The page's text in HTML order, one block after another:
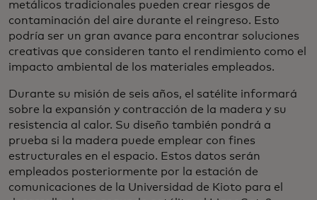
metálicos tradicionales pueden crear riesgos de
contaminación del aire durante el reingreso. Esto
podría ser un gran avance para encontrar soluciones
creativas que consideren tanto el rendimiento como el
impacto ambiental de los materiales empleados.
Durante su misión de seis años, el satélite informará
sobre la expansión y contracción de la madera y su
resistencia al calor. Su diseño también pondrá a
prueba si la madera puede emplear con fines
estructurales en el espacio. Estos datos serán
empleados posteriormente por la estación de
comunicaciones de la Universidad de Kioto para el